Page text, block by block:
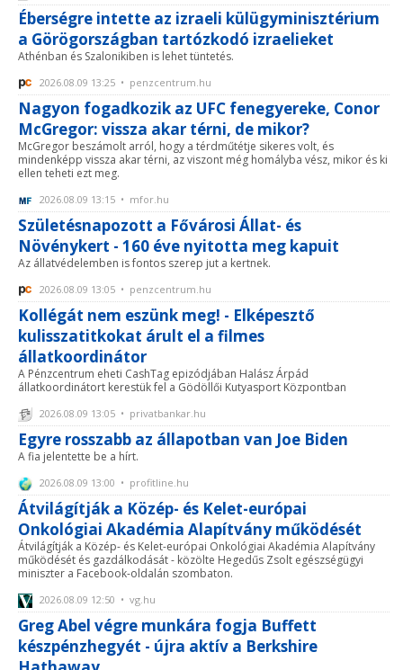
Éberségre intette az izraeli külügyminisztérium
a Görögországban tartózkodó izraelieket
Athénban és Szalonikiben is lehet tüntetés.
2026.08.09 13:25 • penzcentrum.hu
Nagyon fogadkozik az UFC fenegyereke, Conor
McGregor: vissza akar térni, de mikor?
McGregor beszámolt arról, hogy a térdműtétje sikeres volt, és
mindenképp vissza akar térni, az viszont még homályba vész, mikor és ki
ellen teheti ezt meg.
2026.08.09 13:15 • mfor.hu
Születésnapozott a Fővárosi Állat- és
Növénykert - 160 éve nyitotta meg kapuit
Az állatvédelemben is fontos szerep jut a kertnek.
2026.08.09 13:05 • penzcentrum.hu
Kollégát nem eszünk meg! - Elképesztő
kulisszatitkokat árult el a filmes
állatkoordinátor
A Pénzcentrum eheti CashTag epizódjában Halász Árpád
állatkoordinátort kerestük fel a Gödöllői Kutyasport Központban
2026.08.09 13:05 • privatbankar.hu
Egyre rosszabb az állapotban van Joe Biden
A fia jelentette be a hírt.
2026.08.09 13:00 • profitline.hu
Átvilágítják a Közép- és Kelet-európai
Onkológiai Akadémia Alapítvány működését
Átvilágítják a Közép- és Kelet-európai Onkológiai Akadémia Alapítvány
működését és gazdálkodását - közölte Hegedűs Zsolt egészségügyi
miniszter a Facebook-oldalán szombaton.
2026.08.09 12:50 • vg.hu
Greg Abel végre munkára fogja Buffett
készpénzhegyét - újra aktív a Berkshire